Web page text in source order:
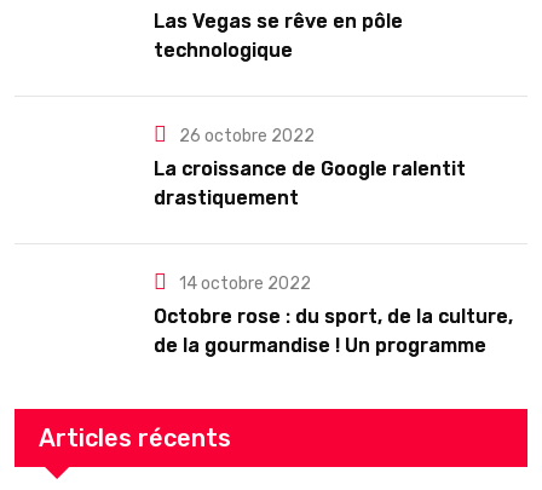
Las Vegas se rêve en pôle
technologique
26 octobre 2022
La croissance de Google ralentit
drastiquement
14 octobre 2022
Octobre rose : du sport, de la culture,
de la gourmandise ! Un programme
Articles récents